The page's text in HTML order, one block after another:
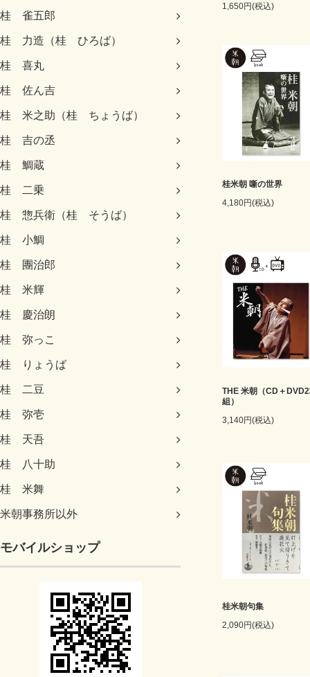
桂 雀五郎
桂 力造（桂 ひろば）
桂 喜丸
桂 佐ん吉
桂 米之助（桂 ちょうば）
桂 吉の丞
桂 鯛蔵
桂 二乗
桂 惣兵衛（桂 そうば）
桂 小鯛
桂 團治郎
桂 米輝
桂 慶治朗
桂 弥っこ
桂 りょうば
桂 二豆
桂 弥壱
桂 天吾
桂 八十助
桂 米舞
米朝事務所以外
モバイルショップ
1,650円(税込)
桂米朝 噺の世界
4,180円(税込)
THE 米朝（CD＋
組）
3,140円(税込)
桂米朝句集
2,090円(税込)